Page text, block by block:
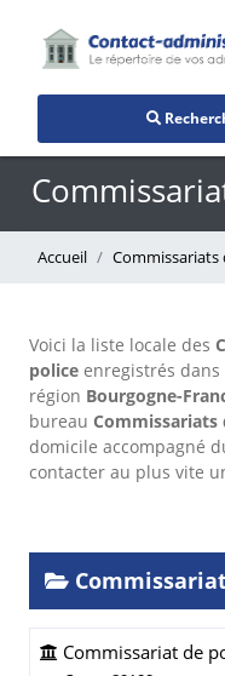
Accueil Commissariats
Voici la liste locale des
police enregistrés
région Bourgogne-
bureau Commissariats
domicile accompagné
contacter au plus vite
Commissariat de